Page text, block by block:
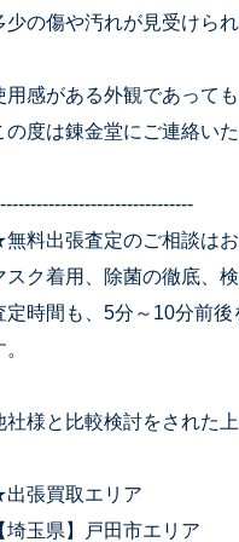
少の傷や汚れが見受けら
用感がある外観であって
の度は錬金堂にご連絡い
料出張査定のご相談はお
スク着用、除菌の徹底、
定時間も、5分～10分前
社様と比較検討をされた
張買取エリア
埼玉県】戸田市エリア